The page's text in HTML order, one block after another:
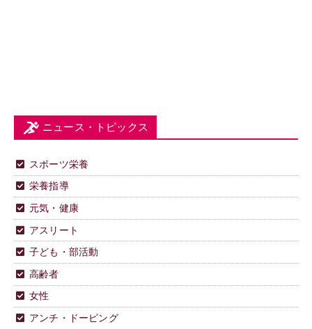
ニュース・トピックス
スポーツ栄養
栄養指導
元気・健康
アスリート
子ども・部活動
高齢者
女性
アンチ・ドーピング